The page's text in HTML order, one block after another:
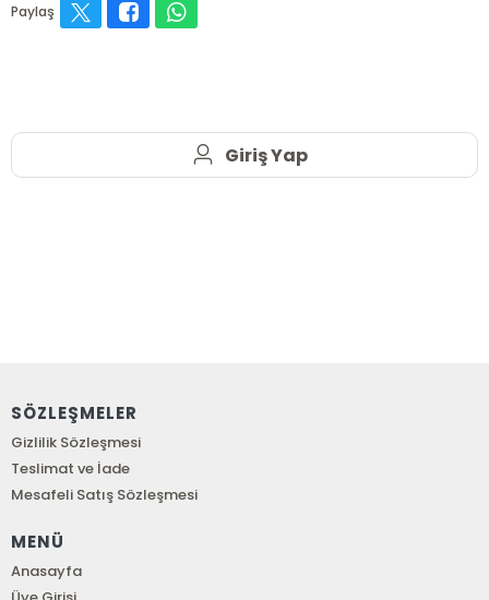
Paylaş
Giriş Yap
SÖZLEŞMELER
Gizlilik Sözleşmesi
Teslimat ve İade
Mesafeli Satış Sözleşmesi
MENÜ
Anasayfa